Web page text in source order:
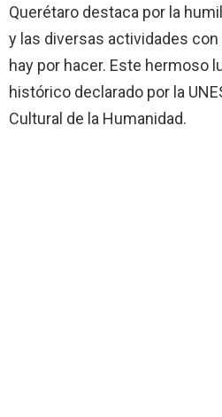
Querétaro destaca por la
y las diversas actividades
hay por hacer. Este hermoso
histórico declarado por la
Cultural de la Humanidad.